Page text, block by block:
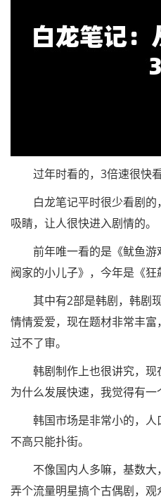
过年时看的，3倍速很快看
白龙笔记平时很少看剧的
吸睛，让人很快进入剧情的。
前年唯一看的是《鱿鱼游
阀家的小儿子》，今年是《狂
其中有2部是韩剧，韩剧
情情爱爱，现在题材非常丰
过不了审。
韩剧制作上也很讲究，现
为什么发展快速，我觉得有一
韩国市场是非常小的，人
不高只能扑街。
不像国内人多嘛，基数大
弄个流量明星搞个古偶剧，观